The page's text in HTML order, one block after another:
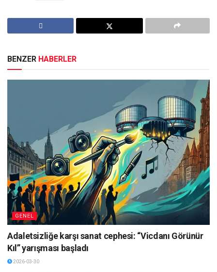
BENZER HABERLER
GENEL
Adaletsizliğe karşı sanat cephesi: “Vicdanı Görünür
Kıl” yarışması başladı
2026-03-30